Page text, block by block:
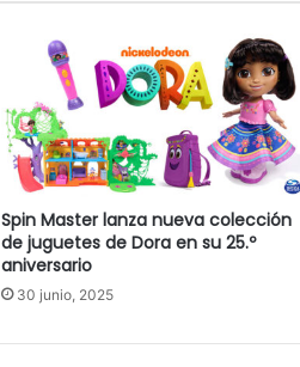
Spin Master lanza nueva colección
de juguetes de Dora en su 25.º
aniversario
30 junio, 2025